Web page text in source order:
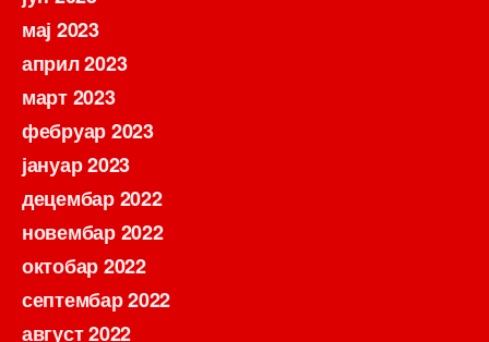
мај 2023
април 2023
март 2023
фебруар 2023
јануар 2023
децембар 2022
новембар 2022
октобар 2022
септембар 2022
август 2022